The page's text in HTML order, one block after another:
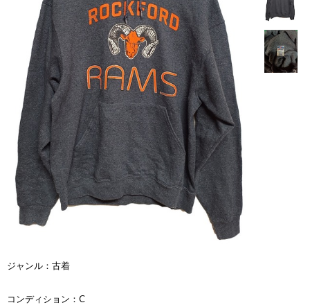
ジャンル：古着
コンディション：C